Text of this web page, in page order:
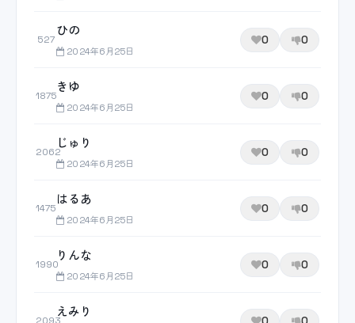
527
ひの
2024年6月25日
0 0
1875
きゆ
2024年6月25日
0 0
2062
じゅり
2024年6月25日
0 0
1475
はるあ
2024年6月25日
0 0
1990
りんな
2024年6月25日
0 0
えみり